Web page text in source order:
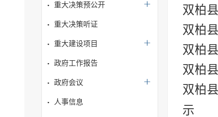
重大决策预公开
重大决策听证
重大建设项目
政府工作报告
政府会议
人事信息
双柏
双柏
双柏
双柏
双柏
示